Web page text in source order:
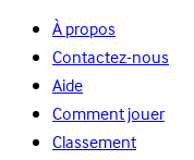
À propos
Contactez-nous
Aide
Comment jouer
Classement